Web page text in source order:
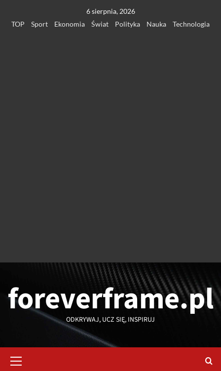
6 sierpnia, 2026
TOP
Sport Ekonomia Świat Polityka Nauka Technologia
foreverframe.pl
ODKRYWAJ, UCZ SIĘ, INSPIRUJ
główne